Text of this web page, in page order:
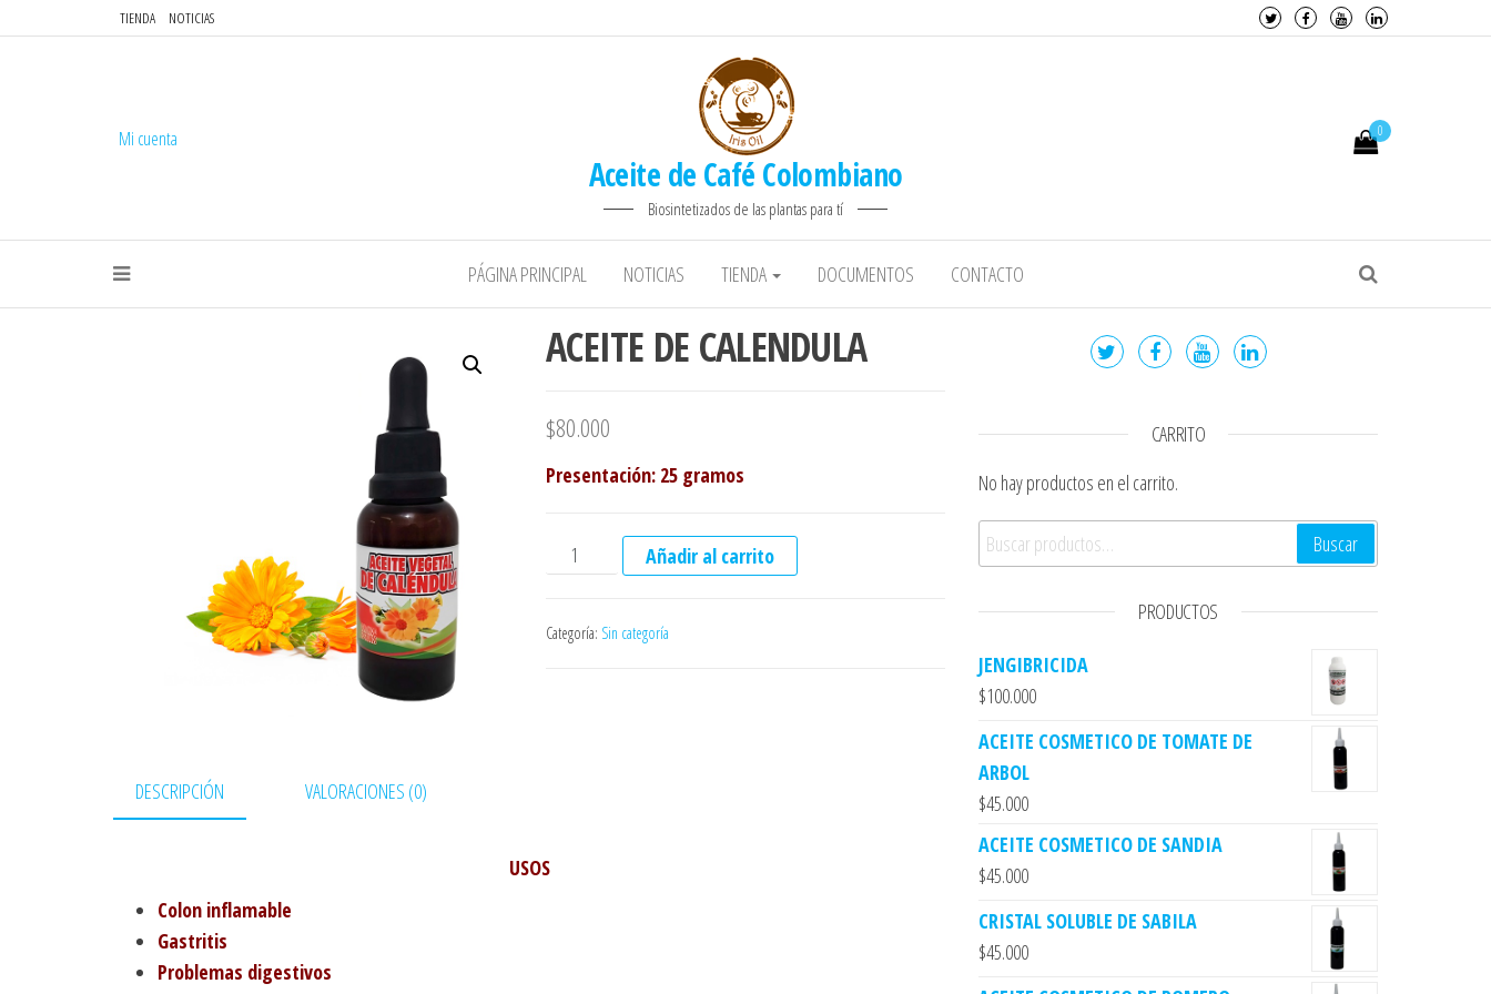
TIENDA NOTICIAS
Aceite de Café Colombiano
Biosintetizados de las plantas para tí
0
Mi cuenta
PÁGINA PRINCIPAL NOTICIAS TIENDA DOCUMENTOS CONTACTO
ACEITE DE CALENDULA
$80.000
Presentación: 25 gramos
ACEITE DE CALENDULA cantidad
Añadir al carrito
Categoría: Sin categoría
DESCRIPCIÓN VALORACIONES (0)
USOS
Colon inflamable
Gastritis
Problemas digestivos
CARRITO
No hay productos en el carrito.
Buscar por:
Buscar
PRODUCTOS
JENGIBRICIDA
$100.000
ACEITE COSMETICO DE TOMATE DE
ARBOL
$45.000
ACEITE COSMETICO DE SANDIA
$45.000
CRISTAL SOLUBLE DE SABILA
$45.000